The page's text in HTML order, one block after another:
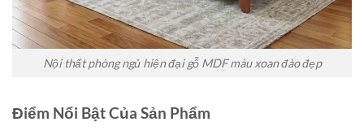
Nội thất phòng ngủ hiện đại gỗ MDF màu xoan đào đẹp
Điểm Nổi Bật Của Sản Phẩm